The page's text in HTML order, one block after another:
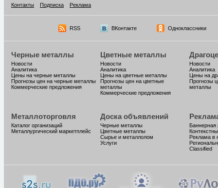
Контакты
Подписка Реклама
RSS ВКонтакте Одноклассники
Черные металлы
Новости
Аналитика
Цены на черные металлы
Прогнозы цен на черные металлы
Коммерческие предложения
Цветные металлы
Новости
Аналитика
Цены на цветные металлы
Прогнозы цен на цветные
металлы
Коммерческие предложения
Новости
Аналитика
Цены на
Прогнозы
металлы
Металлоторговля
Каталог организаций
Металлургический маркетплейс
Доска объявлений
Черные металлы
Цветные металлы
Сырье и металлолом
Услуги
Баннерная
Реклама в
Classified